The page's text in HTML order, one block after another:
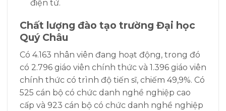
điện tử.
Chất lượng đào tạo trường Đại học
Quý Châu
Có 4.163 nhân viên đang hoạt động, trong đó
có 2.796 giáo viên chính thức và 1.396 giáo viên
chính thức có trình độ tiến sĩ, chiếm 49,9%. Có
525 cán bộ có chức danh nghề nghiệp cao
cấp và 923 cán bộ có chức danh nghề nghiệp